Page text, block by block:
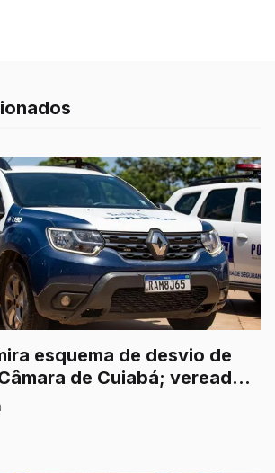
esquema de desvio de
de Cuiabá; vereador